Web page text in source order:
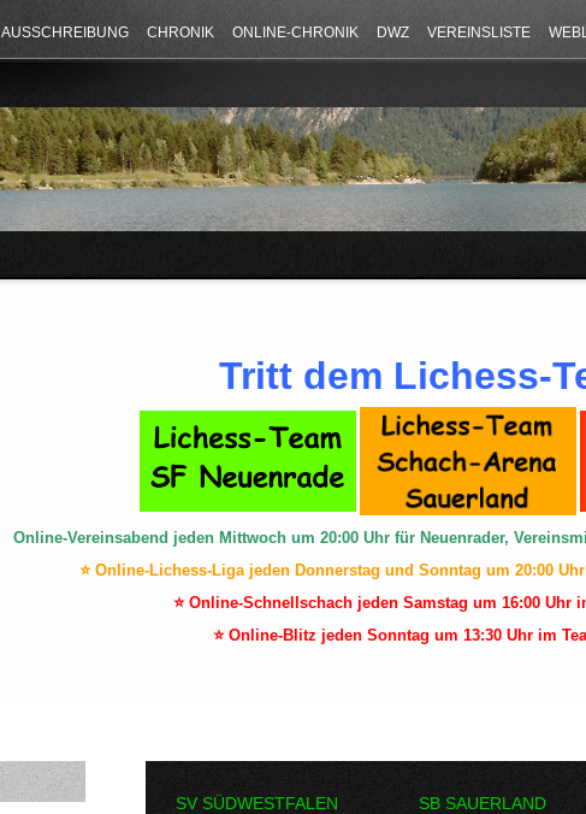
AUSSCHREIBUNG CHRONIK ONLINE-CHRONIK DWZ VEREINSLISTE
Tritt dem Lichess-
Online-Vereinsabend jeden Mittwoch um 20:00 Uhr für Neuenrader,
⭐ Online-Lichess-Liga jeden Donnerstag und Sonntag um 20:00
⭐ Online-Schnellschach jeden Samstag um 16:00 Uhr
⭐ Online-Blitz jeden Sonntag um 13:30 Uhr im
SV SÜDWESTFALEN SB SAUERLAND